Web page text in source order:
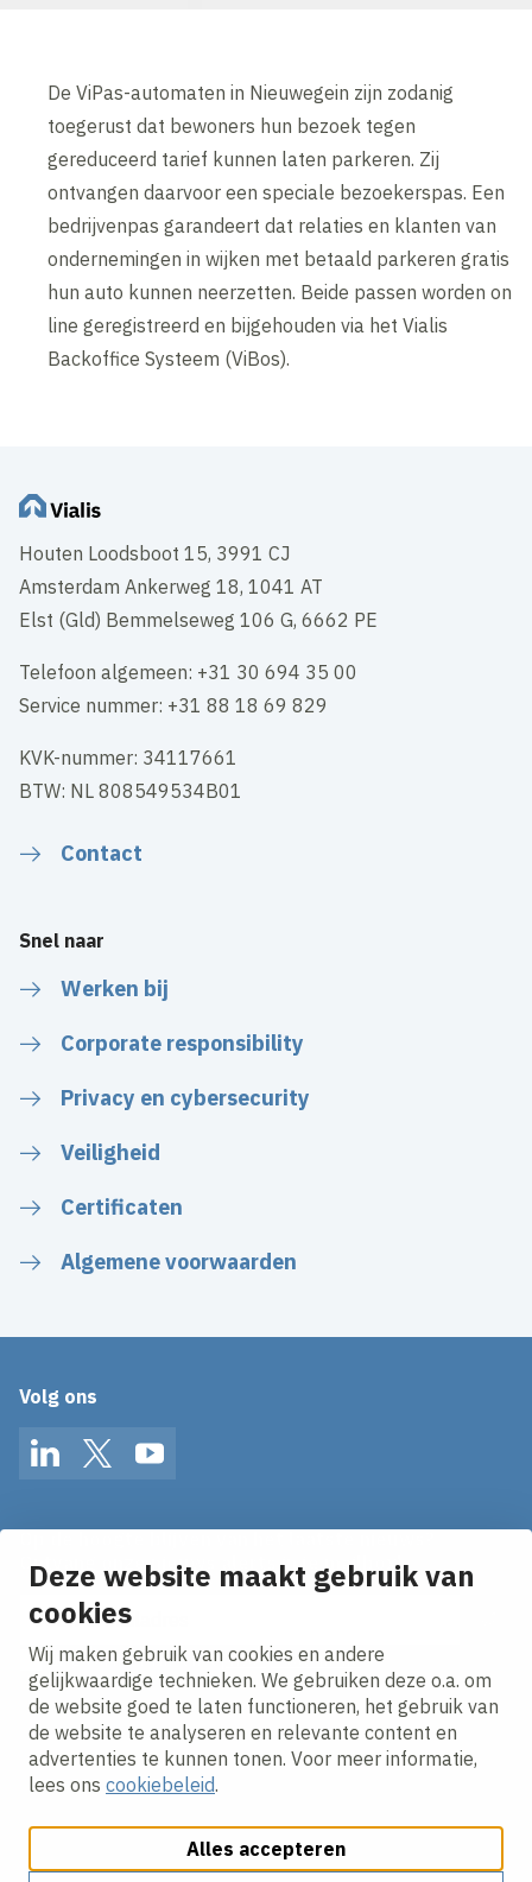
Deze website maakt gebruik van
cookies
Wij maken gebruik van cookies en andere
gelijkwaardige technieken. We gebruiken deze o.a. om
de website goed te laten functioneren, het gebruik van
de website te analyseren en relevante content en
advertenties te kunnen tonen. Voor meer informatie,
lees ons cookiebeleid.
Alles accepteren
De ViPas-automaten in Nieuwegein zijn zodanig
toegerust dat bewoners hun bezoek tegen
gereduceerd tarief kunnen laten parkeren. Zij
ontvangen daarvoor een speciale bezoekerspas. Een
bedrijvenpas garandeert dat relaties en klanten van
ondernemingen in wijken met betaald parkeren gratis
hun auto kunnen neerzetten. Beide passen worden on
line geregistreerd en bijgehouden via het Vialis
Backoffice Systeem (ViBos).
Houten Loodsboot 15, 3991 CJ
Amsterdam Ankerweg 18, 1041 AT
Elst (Gld) Bemmelseweg 106 G, 6662 PE
Telefoon algemeen: +31 30 694 35 00
Service nummer: +31 88 18 69 829
KVK-nummer: 34117661
BTW: NL 808549534B01
Contact
Snel naar
Werken bij
Corporate responsibility
Privacy en cybersecurity
Veiligheid
Certificaten
Algemene voorwaarden
Volg ons
LinkedInTwitterYouTube
Ontvang onze nieuws alerts in je mailbox!
E-mailadres
Ik ga akkoord met hetprivacy statement.
Cookies aanpassenCookie beleidPrivacy policy